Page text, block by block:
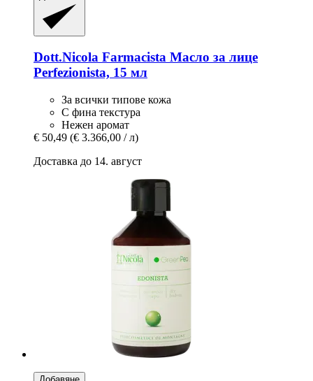
Dott.Nicola Farmacista Масло за лице
Perfezionista, 15 мл
За всички типове кожа
С фина текстура
Нежен аромат
€ 50,49 (€ 3.366,00 / л)
Доставка до 14. август